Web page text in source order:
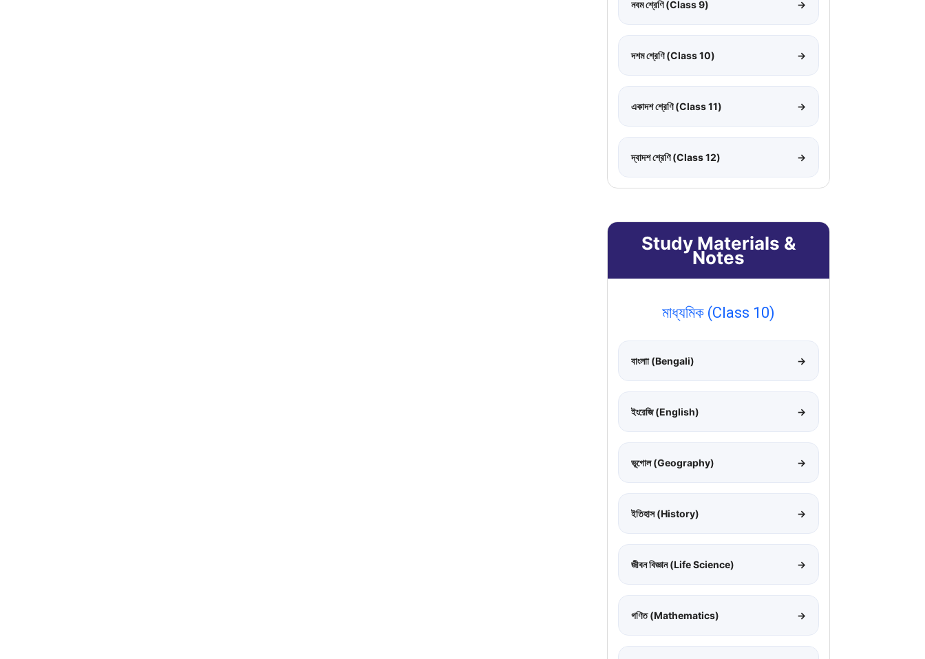
নবম শ্রেণি (Class 9) →
দশম শ্রেণি (Class 10) →
একাদশ শ্রেণি (Class 11) →
দ্বাদশ শ্রেণি (Class 12) →
Study Materials &
Notes
মাধ্যমিক (Class 10)
বাংলাা (Bengali) →
ইংরেজি (English) →
ভূগোল (Geography) →
ইতিহাস (History) →
জীবন বিজ্ঞান (Life Science) →
গণিত (Mathematics) →